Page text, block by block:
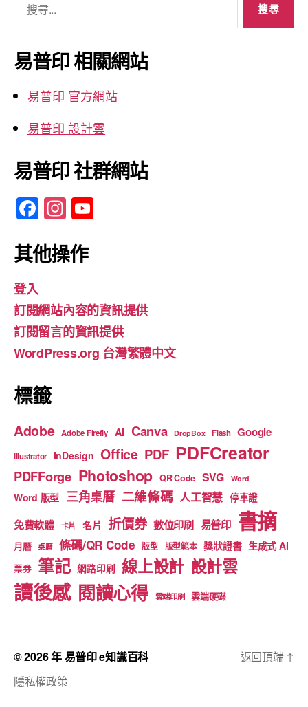
關
鍵
字:
易普印 相關網站
易普印 官方網站
易普印 設計雲
易普印 社群網站
F
a
c
b
o
o
k
In
st
a
gr
a
m
u
b
e
其他操作
登入
訂閱網站內容的資訊提供
訂閱留言的資訊提供
WordPress.org 台灣繁體中文
標籤
Adobe Adobe Firefly AI Canva DropBox Flash Google
Illustrator InDesign Office PDF PDFCreator
PDFForge Photoshop QR Code SVG Word
Word 版型 三角桌曆 二維條碼 人工智慧 停車證
免費軟體 卡片 名片 折價券 數位印刷 易普印 書摘
月曆 桌曆 條碼/QR Code 版型 版型範本 獎狀證書 生成式 AI
票券 筆記 網路印刷 線上設計 設計雲
讀後感 閱讀心得 雲端印刷 雲端硬碟
© 2026 年易普印 e知識百科
隱私權政策
返回頂端 ↑